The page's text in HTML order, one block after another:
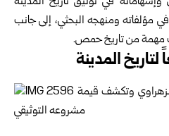
مؤلفاته ومنهجه البحثي، إلى جانب
مهمة من تاريخ حمص.
المدينة